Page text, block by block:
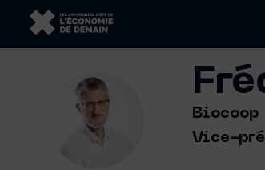
FF
Biocoop
Vice-